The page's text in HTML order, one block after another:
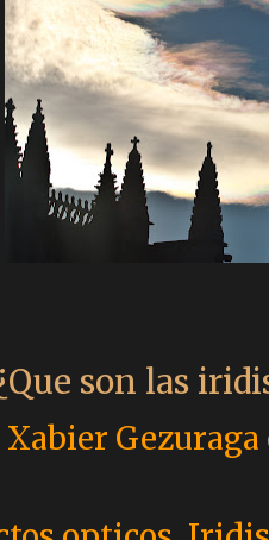
son las
Xabier Gezuraga